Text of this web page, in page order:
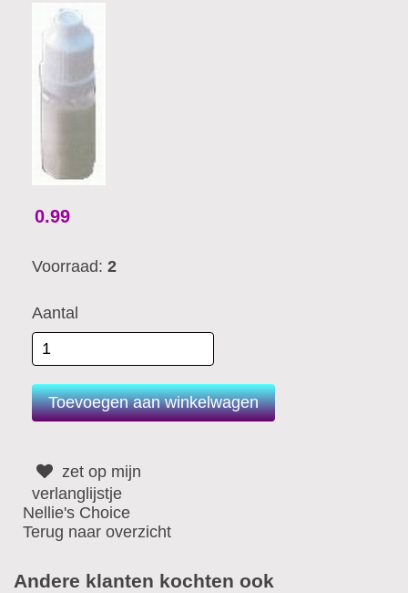
0.99
Voorraad: 2
Aantal
zet op mijn
verlanglijstje
Nellie's Choice
Terug naar overzicht
Andere klanten kochten ook